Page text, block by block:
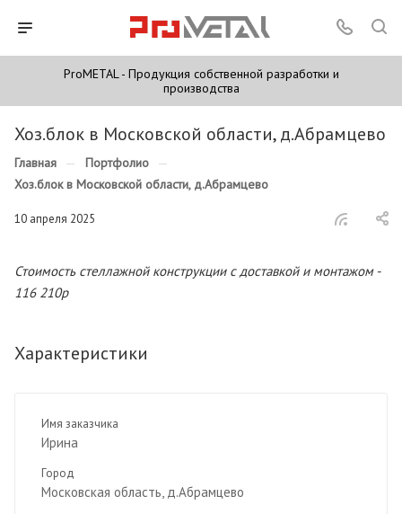
ProMETAL - Продукция собственной разработки и
производства
Хоз.блок в Московской области, д.Абрамцево
Главная — Портфолио —
Хоз.блок в Московской области, д.Абрамцево
10 апреля 2025
Стоимость стеллажной конструкции с доставкой и монтажом -
116 210р
Характеристики
Имя заказчика
Ирина
Город
Московская область, д.Абрамцево